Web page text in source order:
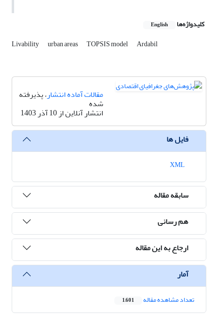
کلیدواژه‌ها English
Livability urban areas TOPSIS model Ardabil
مقالات آماده انتشار، پذیرفته
شده
انتشار آنلاین از 10 آذر 1403
فایل ها
سابقه مقاله
هم رسانی
ارجاع به این مقاله
آمار
تعداد مشاهده مقاله 1,601